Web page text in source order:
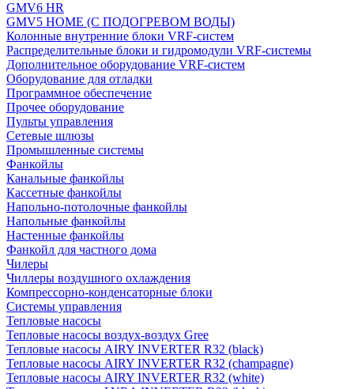
GMV6 HR
GMV5 HOME (С ПОДОГРЕВОМ ВОДЫ)
Колонные внутренние блоки VRF-систем
Распределительные блоки и гидромодули VRF-системы
Дополнительное оборудование VRF-систем
Оборудование для отладки
Программное обеспечение
Прочее оборудование
Пульты управления
Сетевые шлюзы
Промышленные системы
Фанкойлы
Канальные фанкойлы
Кассетные фанкойлы
Напольно-потолочные фанкойлы
Напольные фанкойлы
Настенные фанкойлы
Фанкойл для частного дома
Чилеры
Чиллеры воздушного охлаждения
Компрессорно-конденсаторные блоки
Системы управления
Тепловые насосы
Тепловые насосы воздух-воздух Gree
Тепловые насосы AIRY INVERTER R32 (black)
Тепловые насосы AIRY INVERTER R32 (champagne)
Тепловые насосы AIRY INVERTER R32 (white)